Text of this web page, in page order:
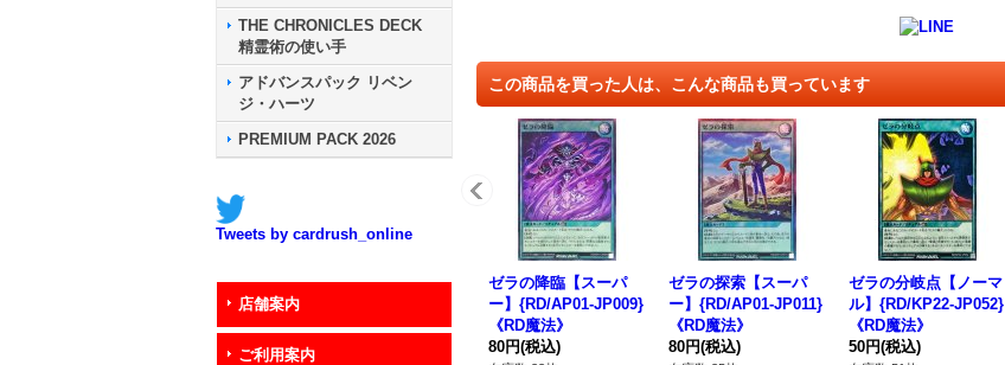
THE CHRONICLES DECK
精霊術の使い手
アドバンスパック リベン
ジ・ハーツ
PREMIUM PACK 2026
Tweets by cardrush_online
店舗案内
ご利用案内
この商品を買った人は、こんな商品も買っています
ゼラの降臨【スーパ
ー】{RD/AP01-JP009}
《RD魔法》
80円(税込)
ゼラの探索【スーパ
ー】{RD/AP01-JP011}
《RD魔法》
80円(税込)
ゼラの分岐点【ノーマ
ル】{RD/KP22-JP052}
《RD魔法》
50円(税込)